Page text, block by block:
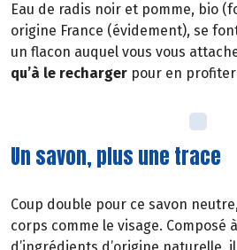
Eau de radis noir et pomme, bio
origine France (évidement), se
un flacon auquel vous vous
qu’à le recharger pour en profiter
Un savon, plus une trace
Coup double pour ce savon
corps comme le visage. Composé